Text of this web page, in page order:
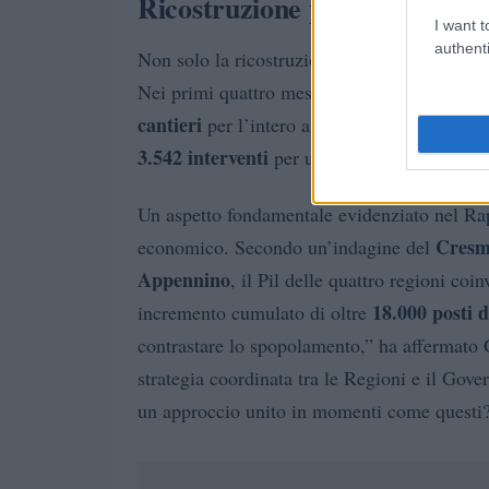
I want
Non solo la ricostruzione privata, ma
Nei primi quattro mesi del 2025, sono stati
cantieri per l’intero anno. La
3.542 interventi per un valore
Un aspetto fondamentale evidenziato nel
economico. Secondo un’indagine del
Appennino, il Pil delle quattro regioni
incremento cumulato di oltre 18.000 posti
contrastare lo spopolamento,” ha
strategia coordinata tra le Regioni e il
un approccio unito in momenti come questi?